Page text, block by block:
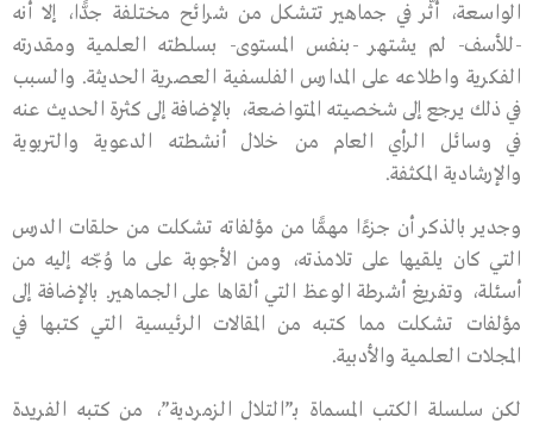
الواسعة، أثّر في جماهير تتشكل من شرائح مختلفة جدًّا، إلا أنه
-للأسف- لم يشتهر -بنفس المستوى- بسلطته العلمية ومقدرته
الفكرية واطلاعه على المدارس الفلسفية العصرية الحديثة. والسبب
في ذلك يرجع إلى شخصيته المتواضعة، بالإضافة إلى كثرة الحديث عنه
في وسائل الرأي العام من خلال أنشطته الدعوية والتربوية
والإرشادية المكثفة.
وجدير بالذكر أن جزءًا مهمًّا من مؤلفاته تشكلت من حلقات الدرس
التي كان يلقيها على تلامذته، ومن الأجوبة على ما وُجّه إليه من
أسئلة، وتفريغ أشرطة الوعظ التي ألقاها على الجماهير. بالإضافة إلى
مؤلفات تشكلت مما كتبه من المقالات الرئيسية التي كتبها في
المجلات العلمية والأدبية.
لكن سلسلة الكتب المسماة بـ”التلال الزمردية”، من كتبه الفريدة